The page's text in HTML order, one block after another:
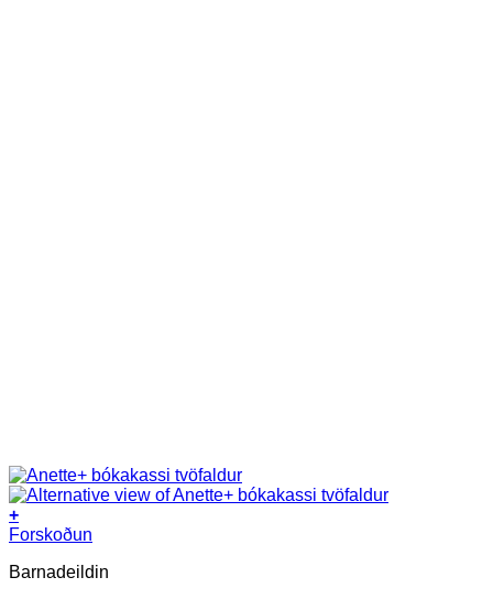
+
Forskoðun
Barnadeildin